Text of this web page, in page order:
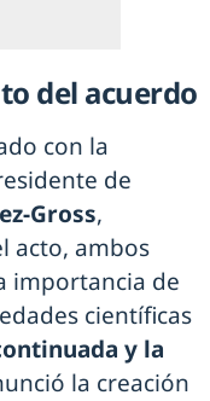
del acuerdo
con la
de
Gross,
acto, ambos
importancia de
científicas
y la
la creación